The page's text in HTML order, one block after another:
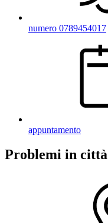
numero 0789454017
appuntamento
Problemi in città